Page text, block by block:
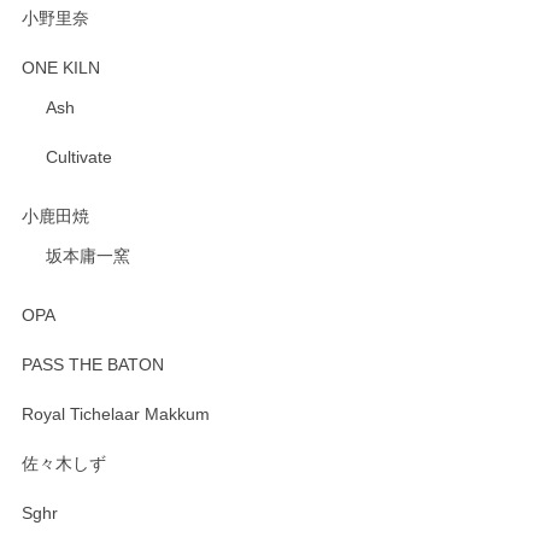
小野里奈
ONE KILN
Ash
Cultivate
小鹿田焼
坂本庸一窯
OPA
PASS THE BATON
Royal Tichelaar Makkum
佐々木しず
Sghr